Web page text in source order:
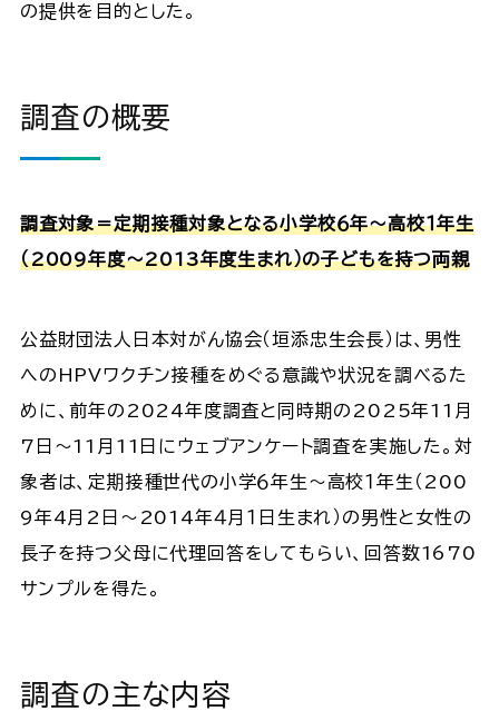
の提供を目的とした。
調査の概要
調査対象＝定期接種対象となる小学校６年～高校１年生
（2009年度～2013年度生まれ）の子どもを持つ両親
公益財団法人日本対がん協会（垣添忠生会長）は、男性
へのHPVワクチン接種をめぐる意識や状況を調べるた
めに、前年の2024年度調査と同時期の2025年11月
7日～11月11日にウェブアンケート調査を実施した。対
象者は、定期接種世代の小学６年生～高校１年生（200
9年4月2日～2014年４月１日生まれ）の男性と女性の
長子を持つ父母に代理回答をしてもらい、回答数1670
サンプルを得た。
調査の主な内容